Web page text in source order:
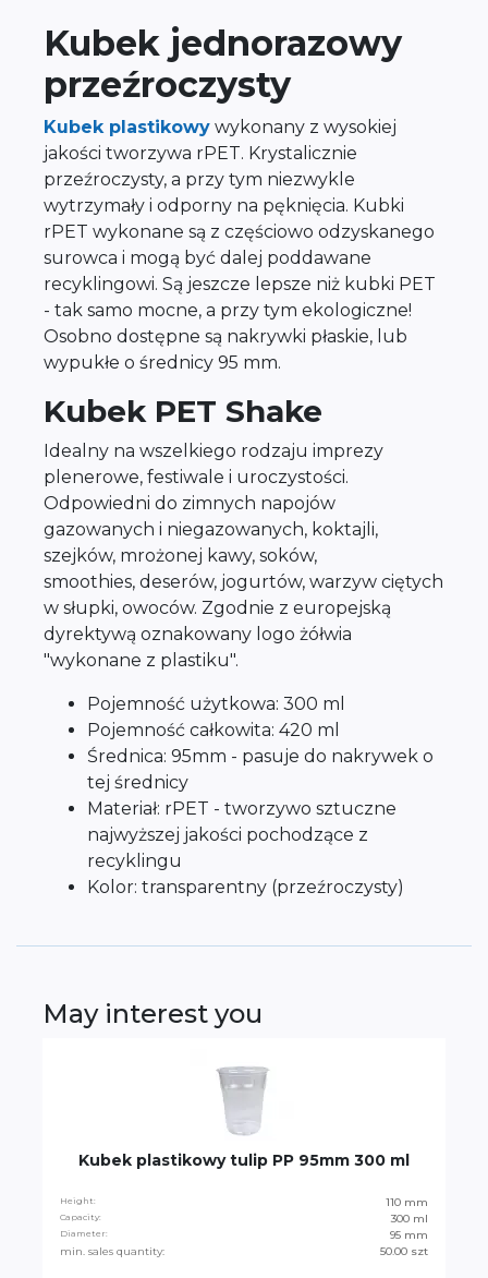
Kubek jednorazowy
przeźroczysty
Kubek plastikowy wykonany z wysokiej
jakości tworzywa rPET. Krystalicznie
przeźroczysty, a przy tym niezwykle
wytrzymały i odporny na pęknięcia. Kubki
rPET wykonane są z częściowo odzyskanego
surowca i mogą być dalej poddawane
recyklingowi. Są jeszcze lepsze niż kubki PET
- tak samo mocne, a przy tym ekologiczne!
Osobno dostępne są nakrywki płaskie, lub
wypukłe o średnicy 95 mm.
Kubek PET Shake
Idealny na wszelkiego rodzaju imprezy
plenerowe, festiwale i uroczystości.
Odpowiedni do zimnych napojów
gazowanych i niegazowanych, koktajli,
szejków, mrożonej kawy, soków,
smoothies, deserów, jogurtów, warzyw ciętych
w słupki, owoców. Zgodnie z europejską
dyrektywą oznakowany logo żółwia
"wykonane z plastiku".
Pojemność użytkowa: 300 ml
Pojemność całkowita: 420 ml
Średnica: 95mm - pasuje do nakrywek o
tej średnicy
Materiał: rPET - tworzywo sztuczne
najwyższej jakości pochodzące z
recyklingu
Kolor: transparentny (przeźroczysty)
May interest you
Kubek plastikowy tulip PP 95mm 300 ml
Height: 110 mm
Capacity: 300 ml
Diameter:
95 mm
min. sales quantity:
50.00 szt